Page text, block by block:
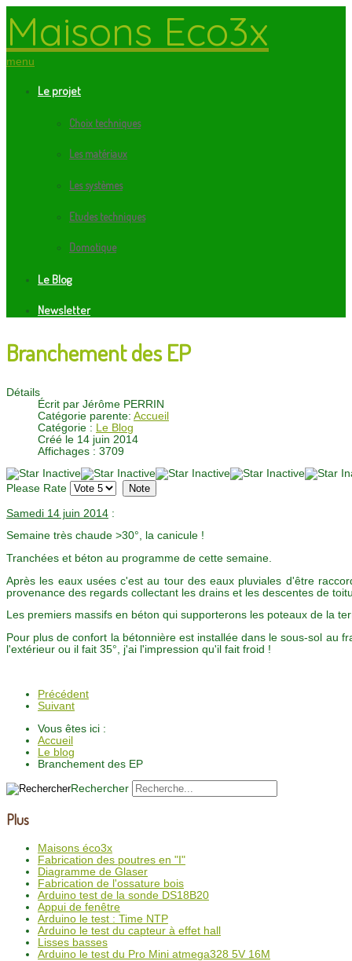
Maisons Eco3x
menu
Le projet
Choix techniques
Les matériaux
Les systèmes
Etudes techniques
Domotique
Le Blog
Newsletter
Branchement des EP
Détails
Écrit par Jérôme PERRIN
Catégorie parente: Accueil
Catégorie : Le Blog
Créé le 14 juin 2014
Affichages : 3709
Please Rate
Samedi 14 juin 2014 :
Semaine très chaude >30°, la canicule !
Tranchées et béton au programme de cette semaine.
Après les eaux usées c'est au tour des eaux pluviales d'être
provenance des regards collectant les drains et les descentes de
Les premiers massifs en béton qui supporterons les poteaux de la
Pour plus de confort la bétonnière est installée dans le sous-sol au
l'extérieur ou il fait 35°, j'ai l'impression qu'il fait froid !
Précédent
Suivant
Vous êtes ici :
Accueil
Le blog
Branchement des EP
Rechercher
Plus
Maisons éco3x
Fabrication des poutres en "I"
Diagramme de Glaser
Fabrication de l'ossature bois
Arduino test de la sonde DS18B20
Appui de fenêtre
Arduino le test : Time NTP
Arduino le test du capteur à effet hall
Lisses basses
Arduino le test du Pro Mini atmega328 5V 16M